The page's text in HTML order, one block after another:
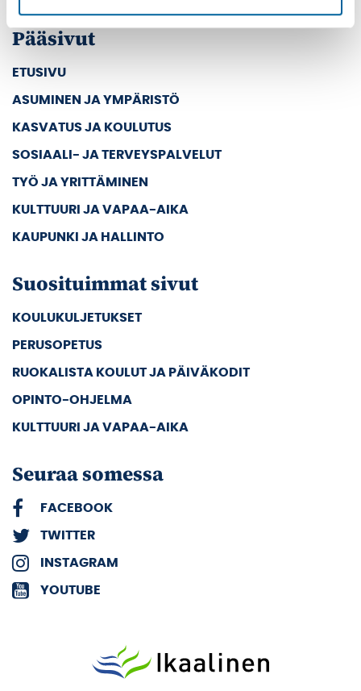
Pääsivut
ETUSIVU
ASUMINEN JA YMPÄRISTÖ
KASVATUS JA KOULUTUS
SOSIAALI- JA TERVEYSPALVELUT
TYÖ JA YRITTÄMINEN
KULTTUURI JA VAPAA-AIKA
KAUPUNKI JA HALLINTO
Suosituimmat sivut
KOULUKULJETUKSET
PERUSOPETUS
RUOKALISTA KOULUT JA PÄIVÄKODIT
OPINTO-OHJELMA
KULTTUURI JA VAPAA-AIKA
Seuraa somessa
FACEBOOK
TWITTER
INSTAGRAM
YOUTUBE